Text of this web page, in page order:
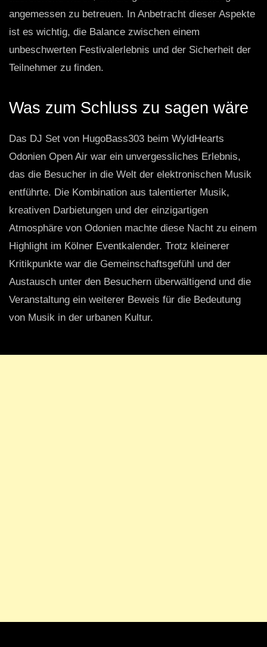
angemessen zu betreuen. In Anbetracht dieser Aspekte
ist es wichtig, die Balance zwischen einem
unbeschwerten Festivalerlebnis und der Sicherheit der
Teilnehmer zu finden.
Was zum Schluss zu sagen wäre
Das DJ Set von HugoBass303 beim WyldHearts
Odonien Open Air war ein unvergessliches Erlebnis,
das die Besucher in die Welt der elektronischen Musik
entführte. Die Kombination aus talentierter Musik,
kreativen Darbietungen und der einzigartigen
Atmosphäre von Odonien machte diese Nacht zu einem
Highlight im Kölner Eventkalender. Trotz kleinerer
Kritikpunkte war die Gemeinschaftsgefühl und der
Austausch unter den Besuchern überwältigend und die
Veranstaltung ein weiterer Beweis für die Bedeutung
von Musik in der urbanen Kultur.